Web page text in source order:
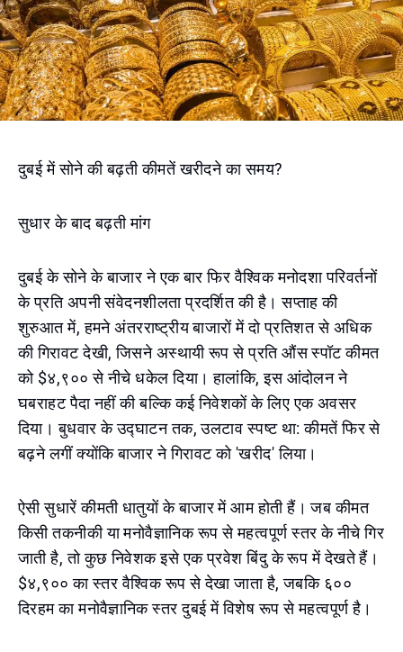
दुबई में सोने की बढ़ती कीमतें खरीदने का समय?
सुधार के बाद बढ़ती मांग
दुबई के सोने के बाजार ने एक बार फिर वैश्विक मनोदशा परिवर्तनों
के प्रति अपनी संवेदनशीलता प्रदर्शित की है। सप्ताह की
शुरुआत में, हमने अंतरराष्ट्रीय बाजारों में दो प्रतिशत से अधिक
की गिरावट देखी, जिसने अस्थायी रूप से प्रति औंस स्पॉट कीमत
को $४,९०० से नीचे धकेल दिया। हालांकि, इस आंदोलन ने
घबराहट पैदा नहीं की बल्कि कई निवेशकों के लिए एक अवसर
दिया। बुधवार के उद्घाटन तक, उलटाव स्पष्ट था: कीमतें फिर से
बढ़ने लगीं क्योंकि बाजार ने गिरावट को 'खरीद' लिया।
ऐसी सुधारें कीमती धातुयों के बाजार में आम होती हैं। जब कीमत
किसी तकनीकी या मनोवैज्ञानिक रूप से महत्वपूर्ण स्तर के नीचे गिर
जाती है, तो कुछ निवेशक इसे एक प्रवेश बिंदु के रूप में देखते हैं।
$४,९०० का स्तर वैश्विक रूप से देखा जाता है, जबकि ६००
दिरहम का मनोवैज्ञानिक स्तर दुबई में विशेष रूप से महत्वपूर्ण है।